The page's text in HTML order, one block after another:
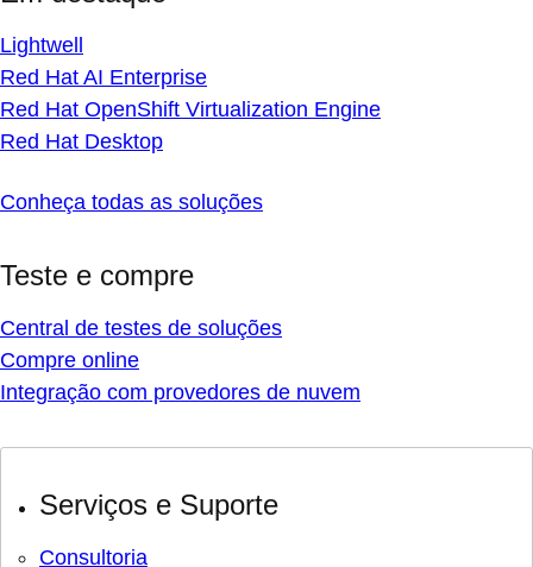
Lightwell
Red Hat AI Enterprise
Red Hat OpenShift Virtualization Engine
Red Hat Desktop
Conheça todas as soluções
Teste e compre
Central de testes de soluções
Compre online
Integração com provedores de nuvem
Serviços e Suporte
Consultoria